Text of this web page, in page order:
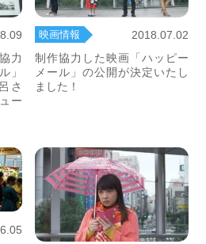
力
」
さ
ー
映画情報
2018.07.02
制作協力した映画「ハッピー
メール」の公開が決定いたし
ました！